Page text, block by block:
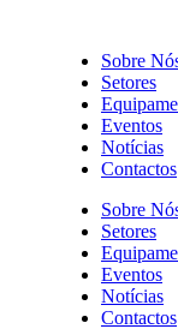
Sobre
Setores
Eventos
Notícias
Contactos
Sobre
Setores
Eventos
Notícias
Contactos